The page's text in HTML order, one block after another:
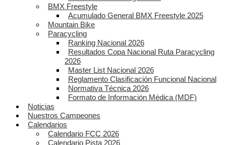
BMX Freestyle
Acumulado General BMX Freestyle 2025
Mountain Bike
Paracycling
Ranking Nacional 2026
Resultados Copa Nacional Ruta Paracycling
2026
Master List Nacional 2026
Reglamento Clasificación Funcional Nacional
Normativa Técnica 2026
Formato de Información Médica (MDF)
Noticias
Nuestros Campeones
Calendarios
Calendario FCC 2026
Calendario Pista 2026